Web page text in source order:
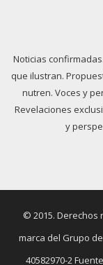
Noticias
que ilustran.
nutren. Voces y
Revelaciones
y
© 2015. Derechos
marca del Grupo de
40582970-2